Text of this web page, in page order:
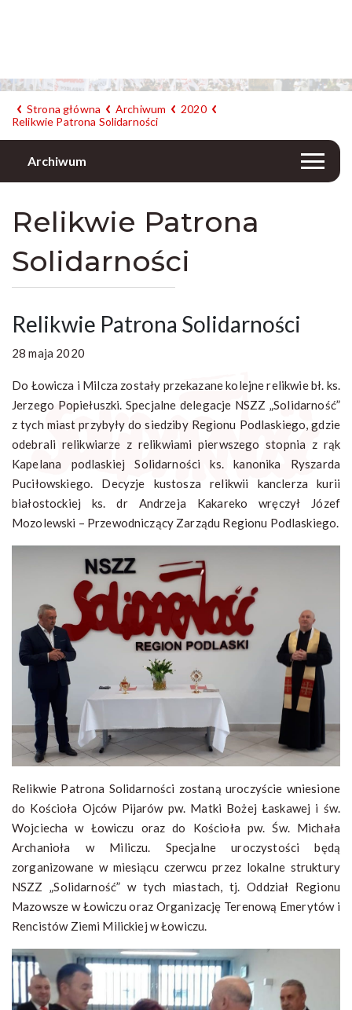
Strona główna Archiwum
2020
Relikwie Patrona Solidarności
Archiwum
Relikwie Patrona
Solidarności
Relikwie Patrona Solidarności
28 maja 2020
Do Łowicza i Milcza zostały przekazane kolejne relikwie bł. ks.
Jerzego Popiełuszki. Specjalne delegacje NSZZ „Solidarność”
z tych miast przybyły do siedziby Regionu Podlaskiego, gdzie
odebrali relikwiarze z relikwiami pierwszego stopnia z rąk
Kapelana podlaskiej Solidarności ks. kanonika Ryszarda
Puciłowskiego. Decyzje kustosza relikwii kanclerza kurii
białostockiej ks. dr Andrzeja Kakareko wręczył Józef
Mozolewski – Przewodniczący Zarządu Regionu Podlaskiego.
Relikwie Patrona Solidarności zostaną uroczyście wniesione
do Kościoła Ojców Pijarów pw. Matki Bożej Łaskawej i św.
Wojciecha w Łowiczu oraz do Kościoła pw. Św. Michała
Archanioła w Miliczu. Specjalne uroczystości będą
zorganizowane w miesiącu czerwcu przez lokalne struktury
NSZZ „Solidarność” w tych miastach, tj. Oddział Regionu
Mazowsze w Łowiczu oraz Organizację Terenową Emerytów i
Rencistów Ziemi Milickiej w Łowiczu.